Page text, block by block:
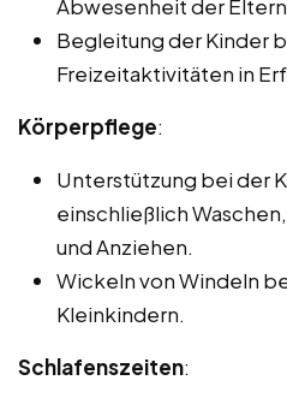
Abwesenheit der
Begleitung der Kinder
Freizeitaktivitäten in
Körperpflege:
Unterstützung bei der
einschließlich
und Anziehen.
Wickeln von Windeln
Kleinkindern.
Schlafenszeiten: